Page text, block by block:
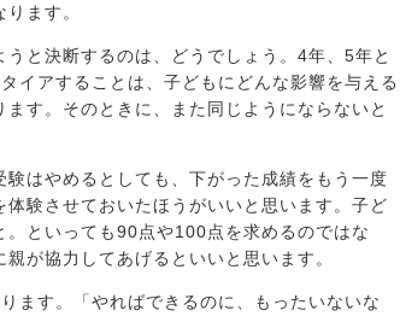
ます。
と決断するのは、どうでしょう。4年、5年と
イアすることは、子どもにどんな影響を与える
す。そのときに、また同じようにならないと
はやめるとしても、下がった成績をもう一度
験させておいたほうがいいと思います。子ど
といっても90点や100点を求めるのではな
が協力してあげるといいと思います。
ます。「やればできるのに、もったいないな